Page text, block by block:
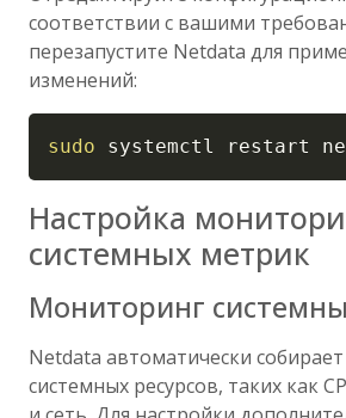
соответствии с вашими
перезапустите Netdata для
изменений:
sudo systemctl restart
Настройка
системных метрик
Мониторинг
Netdata автоматически
системных ресурсов, таких как